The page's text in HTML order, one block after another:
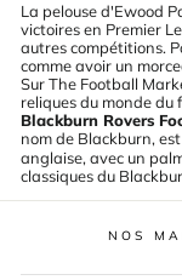
La pelouse d'Ewood
victoires en Premier
autres compétitions.
comme avoir un
Sur The Football
reliques du monde du
Blackburn Rovers
nom de Blackburn,
anglaise, avec un
classiques du
NOS